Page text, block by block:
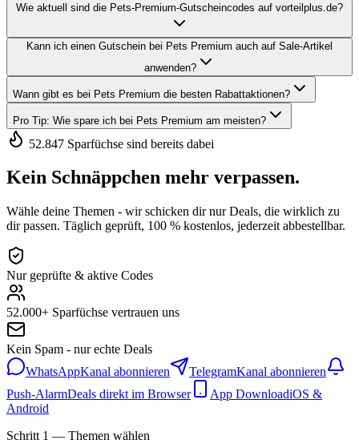
Wie aktuell sind die Pets-Premium-Gutscheincodes auf vorteilplus.de?
Kann ich einen Gutschein bei Pets Premium auch auf Sale-Artikel
anwenden?
Wann gibt es bei Pets Premium die besten Rabattaktionen?
Pro Tip: Wie spare ich bei Pets Premium am meisten?
52.847 Sparfüchse sind bereits dabei
Kein Schnäppchen mehr verpassen.
Wähle deine Themen - wir schicken dir nur Deals, die wirklich zu
dir passen. Täglich geprüft, 100 % kostenlos, jederzeit abbestellbar.
Nur geprüfte & aktive Codes
52.000+ Sparfüchse vertrauen uns
Kein Spam - nur echte Deals
WhatsAppKanal abonnieren TelegramKanal abonnieren
Push-AlarmDeals direkt im Browser App DownloadiOS &
Android
Schritt 1 — Themen wählen